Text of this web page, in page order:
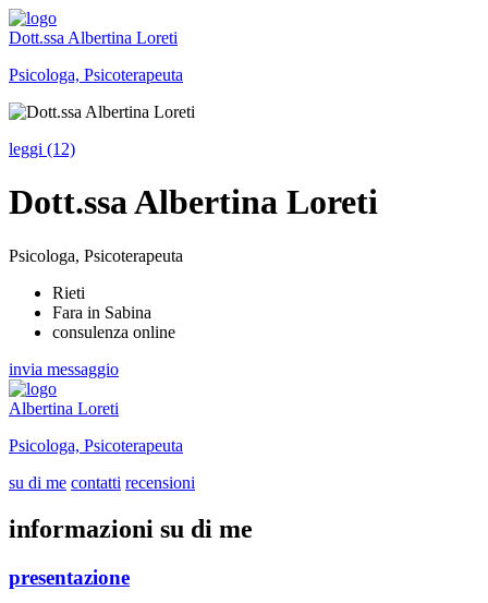
Dott.ssa Albertina Loreti
Psicologa, Psicoterapeuta
leggi (12)
Dott.ssa Albertina Loreti
Psicologa, Psicoterapeuta
Rieti
Fara in Sabina
consulenza online
invia messaggio
Albertina Loreti
Psicologa, Psicoterapeuta
su di me contatti recensioni
informazioni su di me
presentazione